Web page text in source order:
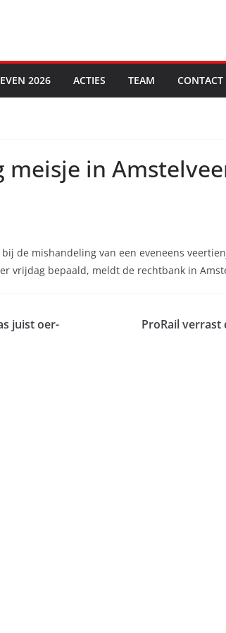
2026 ACTIES TEAM CONTACT
meisje in
de mishandeling van een eveneens
vrijdag bepaald, meldt de rechtbank in
juist oer-
ProRail verrast